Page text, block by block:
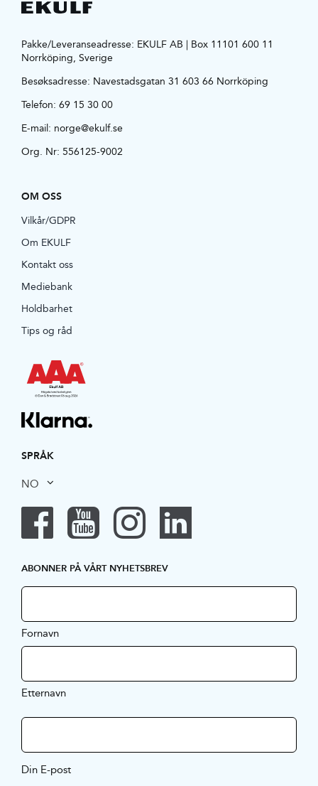
Pakke/Leveranseadresse: EKULF AB | Box 11101 600 11
Norrköping, Sverige
Besøksadresse: Navestadsgatan 31 603 66 Norrköping
Telefon: 69 15 30 00
E-mail: norge@ekulf.se
Org. Nr: 556125-9002
OM OSS
Vilkår/GDPR
Om EKULF
Kontakt oss
Mediebank
Holdbarhet
Tips og råd
SPRÅK
NO
ABONNER PÅ VÅRT NYHETSBREV
Fornavn
Etternavn
Din E-post